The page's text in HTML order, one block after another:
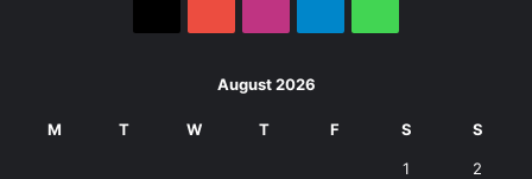
August 2026
M T W T F S S
1 2